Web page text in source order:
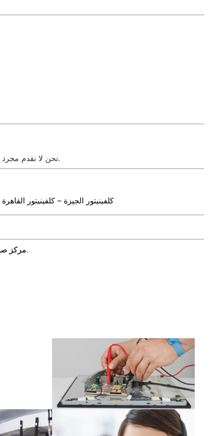
نحن لا نقدم مجردعبر الإنترنت.
كلفينيتور الجيزة – كلفينيتور
مركز✨ هو اختيارك الذكي لصيانة سريعة، أصلية، وبأعلى جودة.